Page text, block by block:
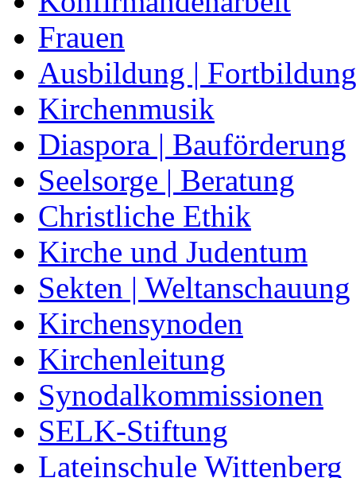
Frauen
Ausbildung | Fortbildung
Kirchenmusik
Diaspora | Bauförderung
Seelsorge | Beratung
Christliche Ethik
Kirche und Judentum
Sekten | Weltanschauung
Kirchensynoden
Kirchenleitung
Synodalkommissionen
SELK-Stiftung
Lateinschule Wittenberg